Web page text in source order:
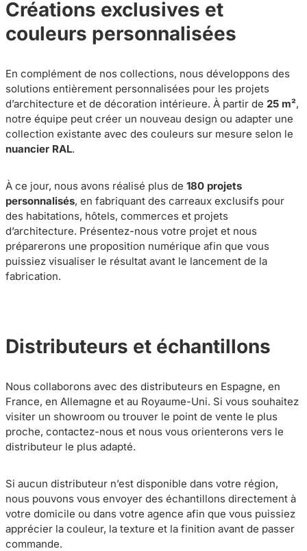
Créations exclusives et
couleurs personnalisées
En complément de nos collections, nous développons des
solutions entièrement personnalisées pour les projets
d’architecture et de décoration intérieure. À partir de 25 m²,
notre équipe peut créer un nouveau design ou adapter une
collection existante avec des couleurs sur mesure selon le
nuancier RAL.
À ce jour, nous avons réalisé plus de 180 projets
personnalisés, en fabriquant des carreaux exclusifs pour
des habitations, hôtels, commerces et projets
d’architecture. Présentez-nous votre projet et nous
préparerons une proposition numérique afin que vous
puissiez visualiser le résultat avant le lancement de la
fabrication.
Distributeurs et échantillons
Nous collaborons avec des distributeurs en Espagne, en
France, en Allemagne et au Royaume-Uni. Si vous souhaitez
visiter un showroom ou trouver le point de vente le plus
proche, contactez-nous et nous vous orienterons vers le
distributeur le plus adapté.
Si aucun distributeur n’est disponible dans votre région,
nous pouvons vous envoyer des échantillons directement à
votre domicile ou dans votre agence afin que vous puissiez
apprécier la couleur, la texture et la finition avant de passer
commande.